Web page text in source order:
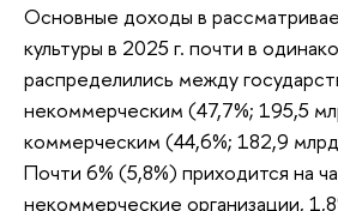
Основные доходы в
культуры в 2025 г. почти в
распределились между
некоммерческим (47,7%; 195,5
коммерческим (44,6%; 182,9
Почти 6% (5,8%) приходится на
некоммерческие организации,